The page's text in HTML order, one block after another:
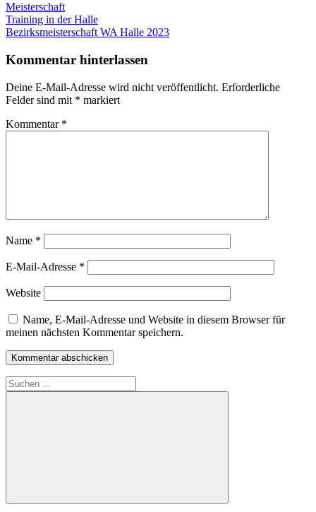
Meisterschaft
Beitragsnavigation
Vorheriger
Beitrag:
Training in der Halle
Nächster
Bezirksmeisterschaft WA Halle 2023
Kommentar hinterlassen
Deine E-Mail-Adresse wird nicht veröffentlicht. Erforderliche
Felder sind mit * markiert
Kommentar *
Name *
E-Mail-Adresse *
Website
Name, E-Mail-Adresse und Website in diesem Browser für
meinen nächsten Kommentar speichern.
Suchen
nach:
Suchen